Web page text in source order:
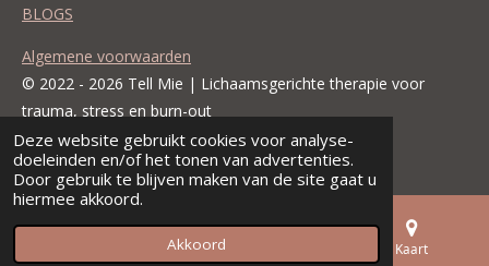
Deze website gebruikt cookies voor analyse-
doeleinden en/of het tonen van advertenties.
Door gebruik te blijven maken van de site gaat u
hiermee akkoord.
Akkoord
BLOGS
Algemene voorwaarden
© 2022 - 2026 Tell Mie | Lichaamsgerichte therapie voor
trauma, stress en burn-out
Powered byJouwWeb
Telefoonnummer Kaart